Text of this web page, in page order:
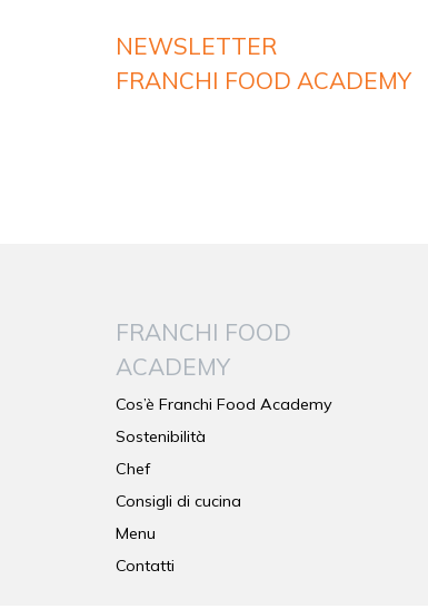
NEWSLETTER
FRANCHI FOOD ACADEMY
FRANCHI FOOD
ACADEMY
Cos’è Franchi Food Academy
Sostenibilità
Chef
Consigli di cucina
Menu
Contatti